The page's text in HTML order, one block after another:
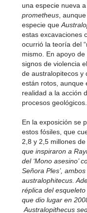
una especie nueva
prometheus,
especie que
estas excavaciones
ocurrió la teoría del
mismo. En apoyo
signos de violencia
de australopitecos y
están rotos, aunque
realidad a la acción
procesos geológicos.
En la exposición se
estos fósiles, que
2,8 y 2,5 millones de
que inspiraron a
del ‘Mono asesino’
Señora Ples’,
australophitecus.
réplica del
que dio lugar en
Australopithecus